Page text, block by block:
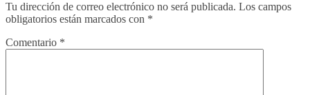
Tu dirección de correo electrónico no será publicada. Los campos
obligatorios están marcados con *
Comentario *